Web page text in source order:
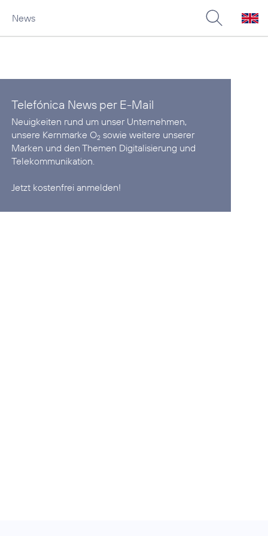
News
Telefónica News per E-Mail
Neuigkeiten rund um unser Unternehmen,
unsere Kernmarke O2 sowie weitere unserer
Marken und den Themen Digitalisierung und
Telekommunikation.
Jetzt kostenfrei anmelden!